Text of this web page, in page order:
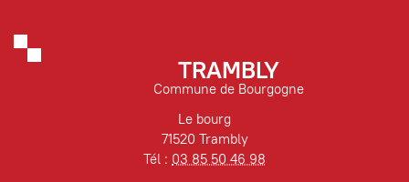
TRAMBLY
Commune de Bourgogne
Le bourg
71520 Trambly
Tél : 03 85 50 46 98